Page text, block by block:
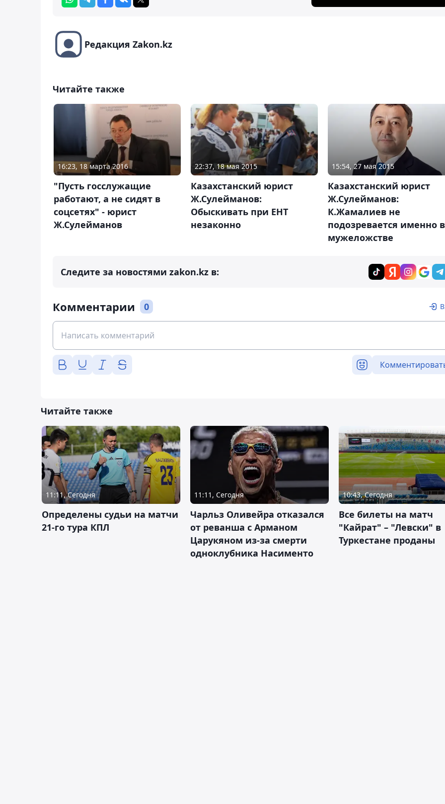
Редакция Zakon.kz
Читайте также
16:23, 18 марта 2016
"Пусть госслужащие
работают, а не сидят в
соцсетях" - юрист
Ж.Сулейманов
22:37, 18 мая 2015
Казахстанский юрист
Ж.Сулейманов:
Обыскивать при ЕНТ
незаконно
15:54, 27 мая 2015
Казахстанский юрист
Ж.Сулейманов:
К.Жамалиев не
подозревается именно в
мужеложстве
Следите за новостями zakon.kz в:
Комментарии 0
Читайте также
11:11, Сегодня
Определены судьи на матчи
21-го тура КПЛ
11:11, Сегодня
Чарльз Оливейра отказался
от реванша с Арманом
Царукяном из-за смерти
одноклубника Насименто
10:43, Сегодня
Все билеты на матч
"Кайрат" – "Левски" в
Туркестане проданы